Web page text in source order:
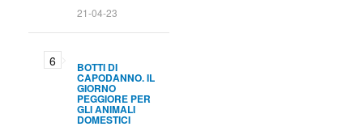
21-04-23
BOTTI DI
CAPODANNO. IL
GIORNO
PEGGIORE PER
GLI ANIMALI
DOMESTICI